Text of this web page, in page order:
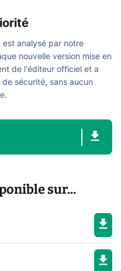
analysé par notre
nouvelle version mise en
de l'éditeur officiel et a
sécurité, sans aucun
sur...